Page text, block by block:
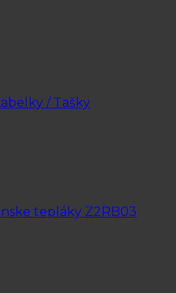
/ Tašky
tepláky Z2RB03